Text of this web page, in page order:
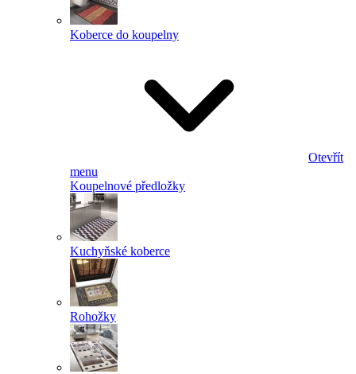
Koberce do koupelny
Otevřít
menu
Koupelnové předložky
Kuchyňské koberce
Rohožky